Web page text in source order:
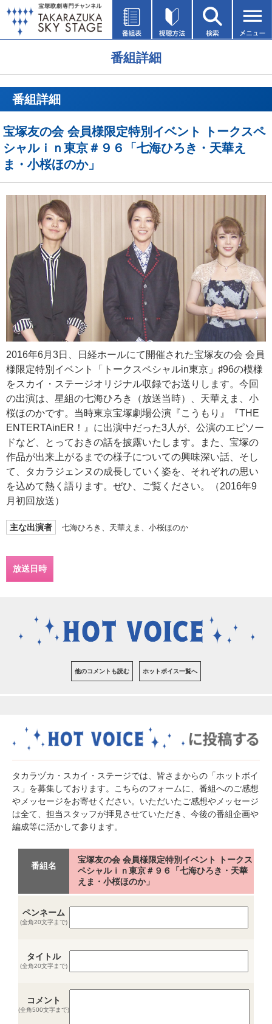
番組詳細
番組詳細
宝塚友の会 会員様限定特別イベント トークスペ
シャルｉｎ東京＃９６「七海ひろき・天華え
ま・小桜ほのか」
2016年6月3日、日経ホールにて開催された宝塚友の会 会員
様限定特別イベント「トークスペシャルin東京」♯96の模様
をスカイ・ステージオリジナル収録でお送りします。今回
の出演は、星組の七海ひろき（放送当時）、天華えま、小
桜ほのかです。当時東京宝塚劇場公演『こうもり』『THE
ENTERTAinER！』に出演中だった3人が、公演のエピソー
ドなど、とっておきの話を披露いたします。また、宝塚の
作品が出来上がるまでの様子についての興味深い話、そし
て、タカラジェンヌの成長していく姿を、それぞれの思い
を込めて熱く語ります。ぜひ、ご覧ください。（2016年9
月初回放送）
主な出演者 七海ひろき、天華えま、小桜ほのか
放送日時
他のコメントも読む ホットボイス一覧へ
タカラヅカ・スカイ・ステージでは、皆さまからの「ホットボイ
ス」を募集しております。こちらのフォームに、番組へのご感想
やメッセージをお寄せください。いただいたご感想やメッセージ
は全て、担当スタッフが拝見させていただき、今後の番組企画や
編成等に活かして参ります。
番組名
宝塚友の会 会員様限定特別イベント トークス
ペシャルｉｎ東京＃９６「七海ひろき・天華
えま・小桜ほのか」
ペンネーム
(全角20文字まで)
タイトル
(全角20文字まで)
コメント
(全角500文字まで)